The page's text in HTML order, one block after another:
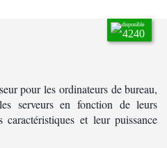
disponible
4240
pour les ordinateurs de bureau,
serveurs en fonction de leurs
caractéristiques et leur puissance